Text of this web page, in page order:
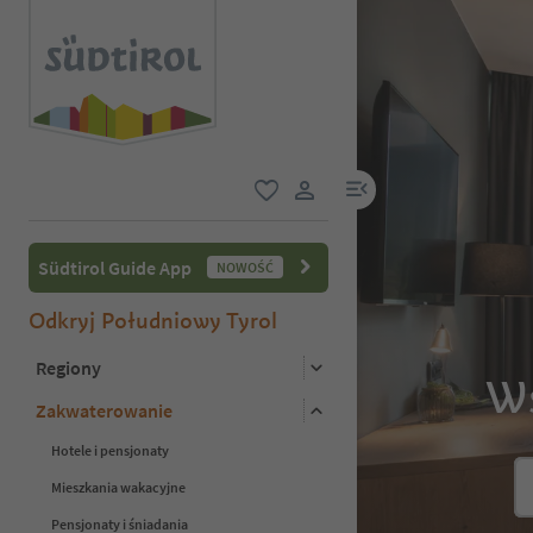
link użytkownika
link menu
Südtirol Guide App NOWOŚĆ
Odkryj Południowy Tyrol
Regiony
Zakwaterowanie
Hotele i pensjonaty
Mieszkania wakacyjne
Pensjonaty i śniadania